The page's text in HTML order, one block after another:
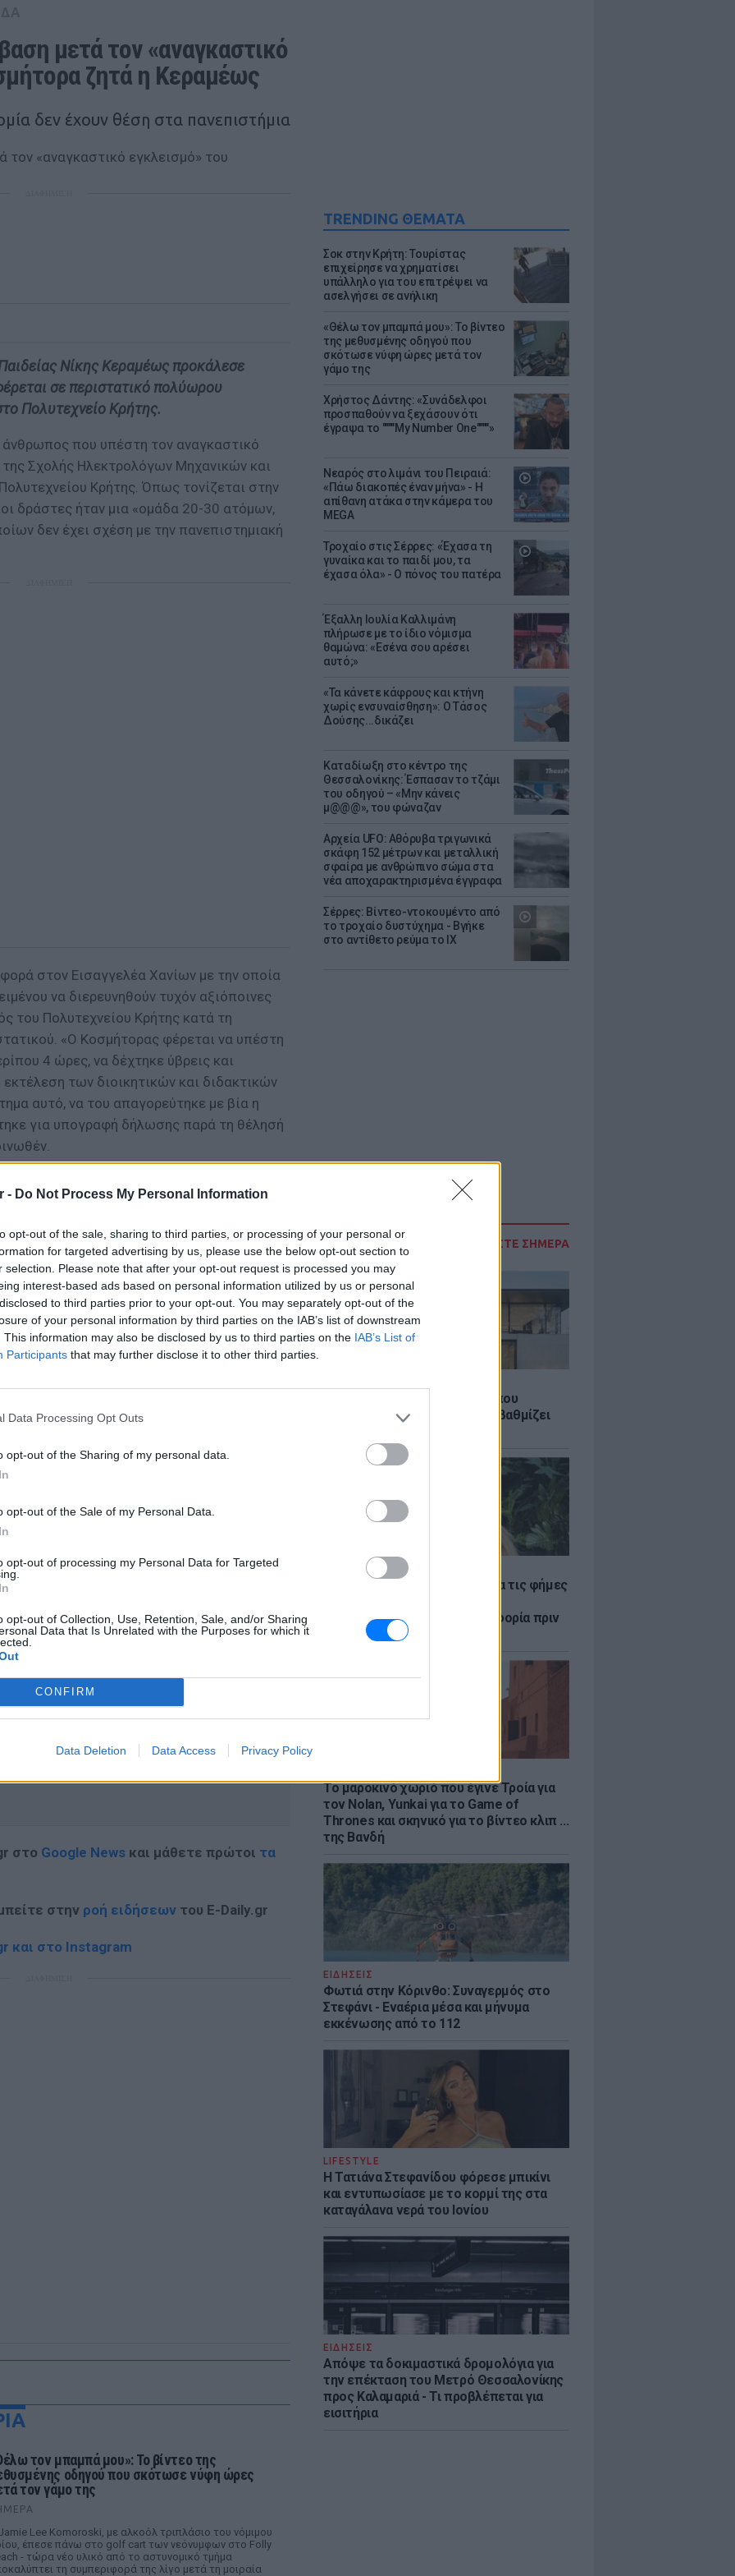
- Do Not Process My Personal Information
opt-out of the sale, sharing to third parties, or processing of your personal or
for targeted advertising by us, please use the below opt-out section to
selection. Please note that after your opt-out request is processed you may
interest-based ads based on personal information utilized by us or personal
to third parties prior to your opt-out. You may separately opt-out of the
of your personal information by third parties on the IAB’s list of downstream
This information may also be disclosed by us to third parties on the IAB’s List of
Participants that may further disclose it to other third parties.
Data Processing Opt Outs
opt-out of the Sharing of my personal data.
opt-out of the Sale of my Personal Data.
opt-out of processing my Personal Data for Targeted
opt-out of Collection, Use, Retention, Sale, and/or Sharing
Data that Is Unrelated with the Purposes for which it
CONFIRM
Data Deletion Data Access Privacy Policy
TRENDING ΘΕΜΑΤΑ
Σοκ στην Κρήτη: Τουρίστας
επιχείρησε να χρηματίσει
υπάλληλο για του επιτρέψει να
ασελγήσει σε ανήλικη
«Θέλω τον μπαμπά μου»: Το βίντεο
της μεθυσμένης οδηγού που
σκότωσε νύφη ώρες μετά τον
γάμο της
Χρήστος Δάντης: «Συνάδελφοι
προσπαθούν να ξεχάσουν ότι
έγραψα το """"My Number One""""»
Νεαρός στο λιμάνι του Πειραιά:
«Πάω διακοπές έναν μήνα» - Η
απίθανη ατάκα στην κάμερα του
MEGA
Τροχαίο στις Σέρρες: «Έχασα τη
γυναίκα και το παιδί μου, τα
έχασα όλα» - Ο πόνος του πατέρα
Έξαλλη Ιουλία Καλλιμάνη
πλήρωσε με το ίδιο νόμισμα
θαμώνα: «Εσένα σου αρέσει
αυτό;»
«Τα κάνετε κάφρους και κτήνη
χωρίς ενσυναίσθηση»: Ο Τάσος
Δούσης...δικάζει
Καταδίωξη στο κέντρο της
Θεσσαλονίκης: Έσπασαν το τζάμι
του οδηγού – «Μην κάνεις
μ@@@», του φώναζαν
Αρχεία UFO: Αθόρυβα τριγωνικά
σκάφη 152 μέτρων και μεταλλική
σφαίρα με ανθρώπινο σώμα στα
νέα αποχαρακτηρισμένα έγγραφα
Σέρρες: Βίντεο-ντοκουμέντο από
το τροχαίο δυστύχημα - Βγήκε
στο αντίθετο ρεύμα το ΙΧ
ΔΙΑΒΑΣΤΕ ΣΗΜΕΡΑ
Θερμοπλαστική: Καινοτομία που
εξοικονομεί ενέργεια και αναβαθμίζει
LIFESTYLE
Η Ελένη Βουλγαράκη ξεσπά για τις φήμες
«Διασταυρώστε καμία πληροφορία πριν
εκτοξεύσετε τη βλακεία σας»
Το μαροκινό χωριό που έγινε Τροία για
τον Nolan, Yunkai για το Game of
Thrones και σκηνικό για το βίντεο κλιπ ...
της Βανδή
ΕΙΔΗΣΕΙΣ
Φωτιά στην Κόρινθο: Συναγερμός στο
Στεφάνι - Εναέρια μέσα και μήνυμα
εκκένωσης από το 112
LIFESTYLE
Η Τατιάνα Στεφανίδου φόρεσε μπικίνι
και εντυπωσίασε με το κορμί της στα
καταγάλανα νερά του Ιονίου
ΕΙΔΗΣΕΙΣ
Απόψε τα δοκιμαστικά δρομολόγια για
την επέκταση του Μετρό Θεσσαλονίκης
προς Καλαμαριά - Τι προβλέπεται για
εισιτήρια
μετά τον «αναγκαστικό
ζητά η Κεραμέως
δεν έχουν θέση στα πανεπιστήμια
Νίκης Κεραμέως προκάλεσε
σε περιστατικό πολύωρου
Πολυτεχνείο Κρήτης.
που υπέστη τον αναγκαστικό
Σχολής Ηλεκτρολόγων Μηχανικών και
Κρήτης. Όπως τονίζεται στην
δράστες ήταν μια «ομάδα 20-30 ατόμων,
δεν έχει σχέση με την πανεπιστημιακή
στον Εισαγγελέα Χανίων με την οποία
να διερευνηθούν τυχόν αξιόποινες
του Πολυτεχνείου Κρήτης κατά τη
«Ο Κοσμήτορας φέρεται να υπέστη
4 ώρες, να δέχτηκε ύβρεις και
των διοικητικών και διδακτικών
αυτό, να του απαγορεύτηκε με βία η
για υπογραφή δήλωσης παρά τη θέλησή
έστειλε επιστολή στον Πρύτανη του
ενημέρωση σχετικά με το περιστατικό
οποίες προέβη η διοίκηση του Ιδρύματος
κατά τα προβλεπόμενα στην κείμενη
της στις αρμόδιες αρχές της χώρας όσο
διαδικασιών εντός του Ιδρύματος για την
υπαιτίους.
σχετικά:
στα Πανεπιστήμιά μας. Είναι αδιανόητο
περιορισμού ελευθερίας, καταναγκασμού,
των μελών της ακαδημαϊκής κοινότητας.
της ακαδημαϊκής ελευθερίας και η
στα Πανεπιστήμιά μας, ώστε οι
τα μέλη του προσωπικού μας να έχουν το
γι’ αυτό κίνησα τις νόμιμες
του καταγγελθέντος, σοβαρού
ΔΙΑΦΗΜΙΣΗ
στο Google News και μάθετε πρώτοι τα
στην ροή ειδήσεων του E-Daily.gr
και στο Instagram
τον μπαμπά μου»: Το βίντεο της
οδηγού που σκότωσε νύφη ώρες
τον γάμο της
Lee Komoroski, με αλκοόλ τριπλάσιο του νόμιμου
έπεσε πάνω στο golf cart των νεόνυμφων στο Folly
- τώρα νέο υλικό από το αστυνομικό τμήμα
τη συμπεριφορά της λίγο μετά τη μοιραία